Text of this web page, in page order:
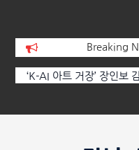
Breaking
‘K-AI 아트 거장’ 장인보
페스티벌’ 성황리